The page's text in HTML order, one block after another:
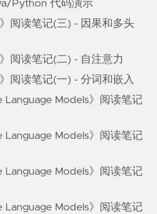
Python 代码演示
阅读笔记(三) - 因果和多头
阅读笔记(二) - 自注意力
阅读笔记(一) - 分词和嵌入
Language Models》阅读笔记
Language Models》阅读笔记
Language Models》阅读笔记
Language Models》阅读笔记